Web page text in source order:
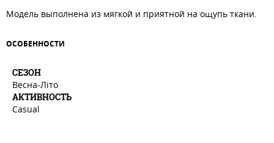
Модель выполнена из мягкой и приятной на ощупь ткани.
ОСОБЕННОСТИ
СЕЗОН
Весна-Літо
АКТИВНОСТЬ
Casual